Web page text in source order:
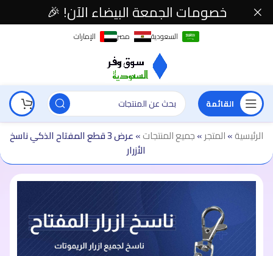
السعودية مصر الإمارات
القائمة
الرئيسية»المتجر»جميع المنتجات»
عرض 3 قطع المفتاح الذكي ناسخ
الأزرار
خصومات الجمعة البيضاء الآن! 🎉